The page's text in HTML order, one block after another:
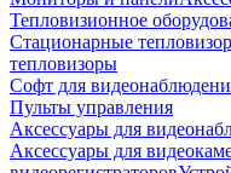
Тепловизионное
Стационарные
тепловизоры
Софт для
Пульты управления
Аксессуары для
Аксессуары для